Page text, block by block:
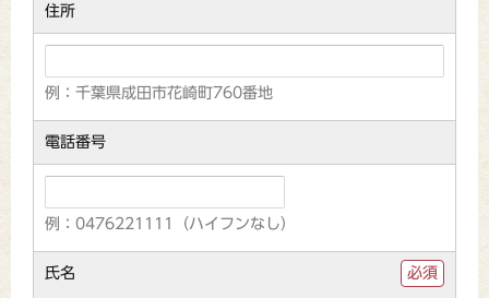
住所
例：千葉県成田市花崎町760番地
電話番号
例：0476221111（ハイフンなし）
氏名 必須